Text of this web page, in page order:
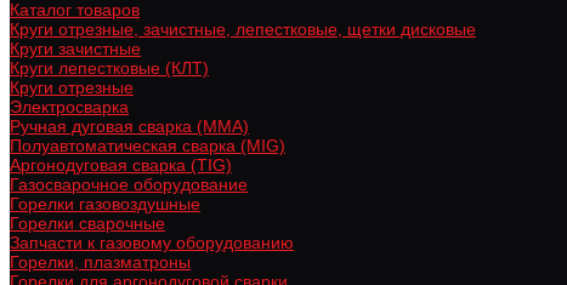
Каталог товаров
Круги отрезные, зачистные, лепестковые, щетки дисковые
Круги зачистные
Круги лепестковые (КЛТ)
Круги отрезные
Электросварка
Ручная дуговая сварка (MMA)
Полуавтоматическая сварка (MIG)
Аргонодуговая сварка (TIG)
Газосварочное оборудование
Горелки газовоздушные
Горелки сварочные
Запчасти к газовому оборудованию
Горелки, плазматроны